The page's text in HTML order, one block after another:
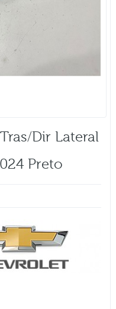
dir Lateral
Preto